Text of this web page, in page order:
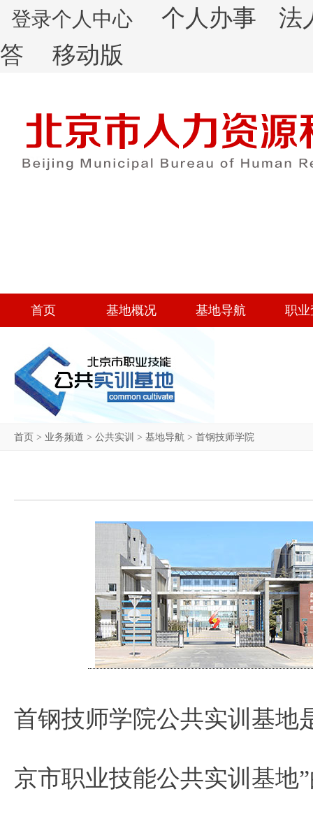
登录个人中心 个人办事
法
答
移动版
首页 基地概况 基地导航 职业
首页 > 业务频道 > 公共实训 > 基地导航 > 首钢技师学院
首钢技师学院公共实训基地
京市职业技能公共实训基地